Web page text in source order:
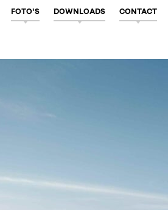
FOTO'S DOWNLOADS CONTACT